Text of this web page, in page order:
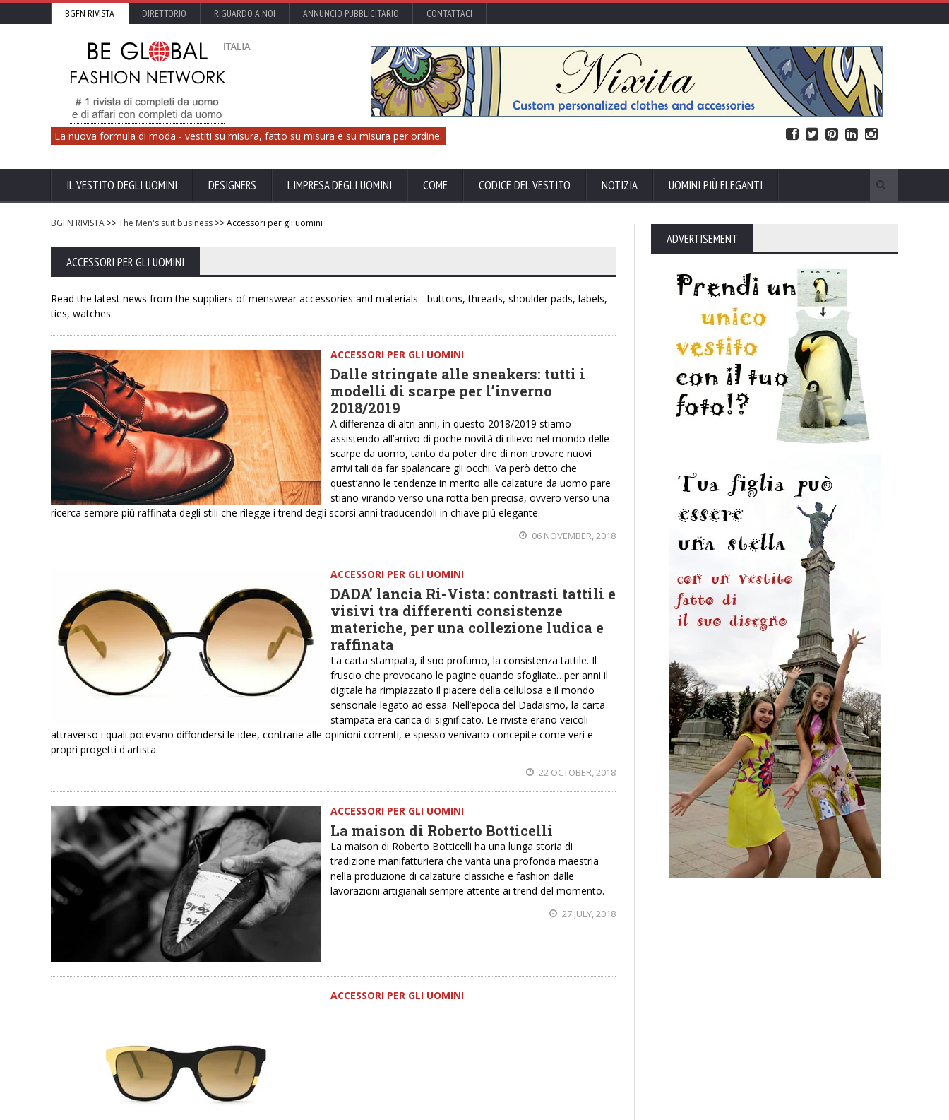
BGFN RIVISTA DIRETTORIO RIGUARDO A NOI ANNUNCIO PUBBLICITARIO CONTATTACI
La nuova formula di moda - vestiti su misura, fatto su misura e su misura per ordine.
IL VESTITO DEGLI UOMINI DESIGNERS L'IMPRESA DEGLI UOMINI COME CODICE DEL VESTITO NOTIZIA UOMINI PIÙ ELEGANTI
BGFN RIVISTA >>The Men's suit business >> Accessori per gli uomini
ACCESSORI PER GLI UOMINI
Read the latest news from the suppliers of menswear accessories and materials - buttons, threads, shoulder pads, labels,
ties, watches.
ACCESSORI PER GLI UOMINI
Dalle stringate alle sneakers: tutti i
modelli di scarpe per l’inverno
2018/2019
A differenza di altri anni, in questo 2018/2019 stiamo
assistendo all’arrivo di poche novità di rilievo nel mondo delle
scarpe da uomo, tanto da poter dire di non trovare nuovi
arrivi tali da far spalancare gli occhi. Va però detto che
quest’anno le tendenze in merito alle calzature da uomo pare
stiano virando verso una rotta ben precisa, ovvero verso una
ricerca sempre più raffinata degli stili che rilegge i trend degli scorsi anni traducendoli in chiave più elegante.
06 NOVEMBER, 2018
ACCESSORI PER GLI UOMINI
DADA’ lancia Ri-Vista: contrasti tattili e
visivi tra differenti consistenze
materiche, per una collezione ludica e
raffinata
La carta stampata, il suo profumo, la consistenza tattile. Il
fruscio che provocano le pagine quando sfogliate…per anni il
digitale ha rimpiazzato il piacere della cellulosa e il mondo
sensoriale legato ad essa. Nell’epoca del Dadaismo, la carta
stampata era carica di significato. Le riviste erano veicoli
attraverso i quali potevano diffondersi le idee, contrarie alle opinioni correnti, e spesso venivano concepite come veri e
propri progetti d'artista.
22 OCTOBER, 2018
ACCESSORI PER GLI UOMINI
La maison di Roberto Botticelli
La maison di Roberto Botticelli ha una lunga storia di
tradizione manifatturiera che vanta una profonda maestria
nella produzione di calzature classiche e fashion dalle
lavorazioni artigianali sempre attente ai trend del momento.
27 JULY, 2018
ACCESSORI PER GLI UOMINI
ADVERTISEMENT